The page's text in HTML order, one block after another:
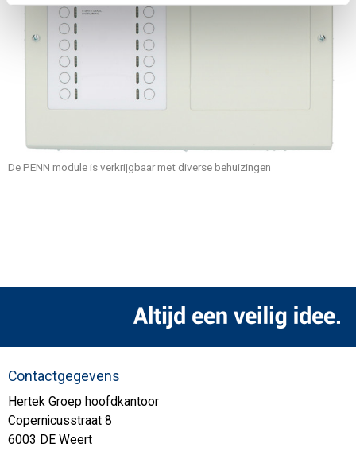
De PENN module is verkrijgbaar met diverse behuizingen
Contactgegevens
Hertek Groep hoofdkantoor
Copernicusstraat 8
6003 DE Weert